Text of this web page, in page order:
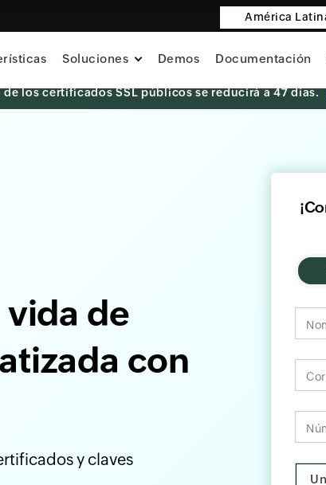
América
Soluciones Demos Documentación
los certificados SSL públicos se reducirá a 47 días.
de
con
y claves